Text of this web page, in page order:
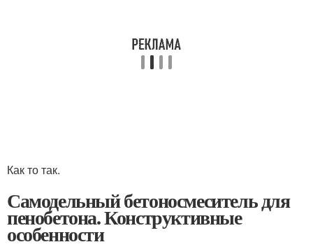
Как то так.
Самодельный бетоносмеситель для
пенобетона. Конструктивные
особенности